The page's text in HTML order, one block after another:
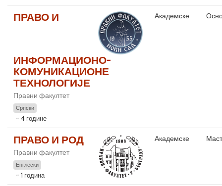
ПРАВО И
ИНФОРМАЦИОНО-
КОМУНИКАЦИОНЕ
ТЕХНОЛОГИЈЕ
Правни факултет
Српски
4 године
Академске
ПРАВО И РОД
Правни факултет
Енглески
1 година
Академске